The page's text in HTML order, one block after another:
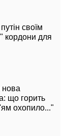
своїм
кордони для
нова
що горить
охопило..."